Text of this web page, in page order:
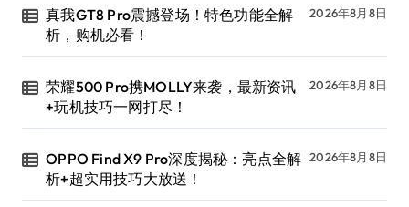
真我GT8 Pro震撼登场！特色功能全解
析，购机必看！
2026年8月8日
荣耀500 Pro携MOLLY来袭，最新资讯
+玩机技巧一网打尽！
2026年8月8日
OPPO Find X9 Pro深度揭秘：亮点全解
析+超实用技巧大放送！
2026年8月8日